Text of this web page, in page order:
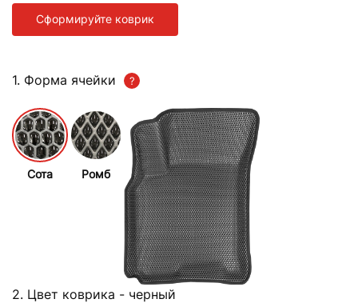
Сформируйте коврик
1. Форма ячейки
Сота Ромб
2. Цвет коврика - черный